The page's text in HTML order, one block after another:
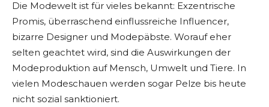
Die Modewelt ist für vieles bekannt: Exzentrische
Promis, überraschend einflussreiche Influencer,
bizarre Designer und Modepäbste. Worauf eher
selten geachtet wird, sind die Auswirkungen der
Modeproduktion auf Mensch, Umwelt und Tiere. In
vielen Modeschauen werden sogar Pelze bis heute
nicht sozial sanktioniert.